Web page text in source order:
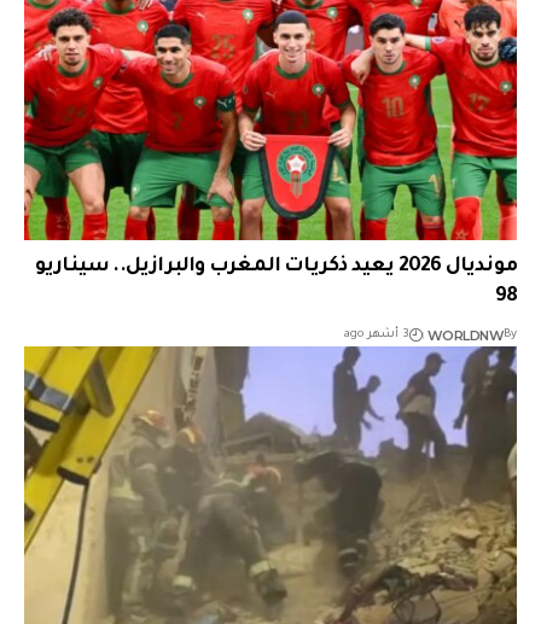
مونديال 2026 يعيد ذكريات المغرب والبرازيل.. سيناريو
98
By
WORLDNW 3 أشهر ago